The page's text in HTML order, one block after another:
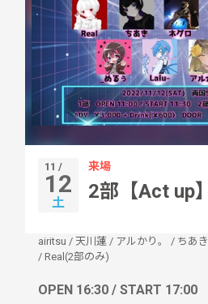
11 /
12
土
来場
2部【Act up】
airitsu / 天川蓮 / アルかり。 / ちあき
/ Real(2部のみ)
OPEN 16:30 / START 17:00